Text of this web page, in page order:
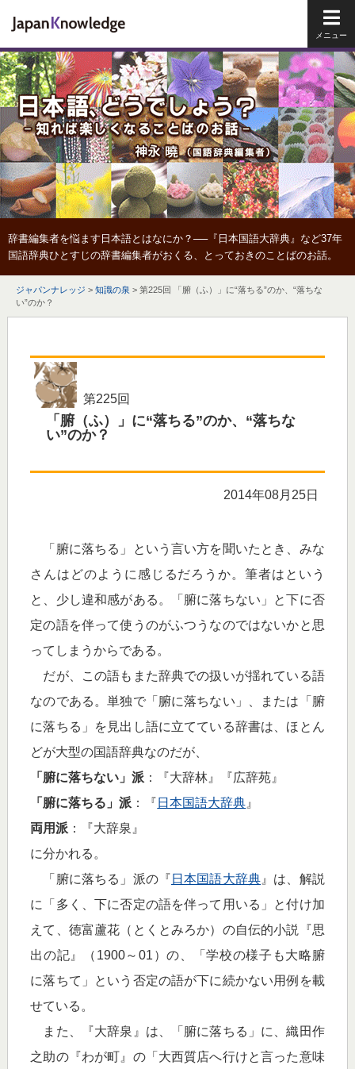
辞書編集者を悩ます日本語とはなにか？──『日本国語大辞典』など37年
国語辞典ひとすじの辞書編集者がおくる、とっておきのことばのお話。
ジャパンナレッジ > 知識の泉 > 第225回 「腑（ふ）」に“落ちる”のか、“落ちな
い”のか？
第225回
「腑（ふ）」に“落ちる”のか、“落ちな
い”のか？
2014年08月25日
「腑に落ちる」という言い方を聞いたとき、みな
さんはどのように感じるだろうか。筆者はという
と、少し違和感がある。「腑に落ちない」と下に否
定の語を伴って使うのがふつうなのではないかと思
ってしまうからである。
だが、この語もまた辞典での扱いが揺れている語
なのである。単独で「腑に落ちない」、または「腑
に落ちる」を見出し語に立てている辞書は、ほとん
どが大型の国語辞典なのだが、
「腑に落ちない」派 ：『大辞林』『広辞苑』
「腑に落ちる」派 ：『 日本国語大辞典 』
両用派 ：『大辞泉』
に分かれる。
「腑に落ちる」派の『 日本国語大辞典 』は、解説
に「多く、下に否定の語を伴って用いる」と付け加
えて、徳富蘆花（とくとみろか）の自伝的小説『思
出の記』（1900～01）の、「学校の様子も大略腑
に落ちて」という否定の語が下に続かない用例を載
せている。
また、『大辞泉』は、「腑に落ちる」に、織田作
之助の『わが町』の「大西質店へ行けと言った意味